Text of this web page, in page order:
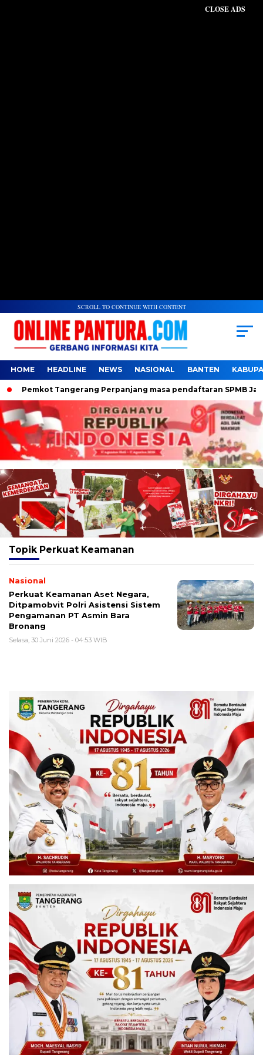
CLOSE ADS
SCROLL TO CONTINUE WITH CONTENT
HOME HEADLINE NEWS NASIONAL BANTEN
Pemkot Tangerang Perpanjang masa pendaftaran SPMB Jalur
Topik Perkuat Keamanan
Nasional
Perkuat Keamanan Aset Negara,
Ditpamobvit Polri Asistensi Sistem
Pengamanan PT Asmin Bara
Bronang
Selasa, 30 Juni 2026 - 04:53 WIB